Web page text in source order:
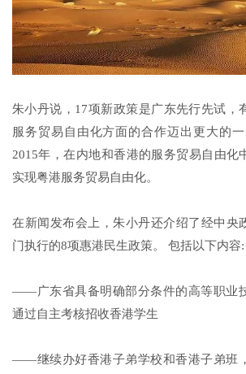
朱小丹说，17项新政策是广东先行先试，
服务贸易自由化方面的合作迈出更大的
2015年，在内地和香港的服务贸易自由化
实现粤港服务贸易自由化。
在新闻发布会上，朱小丹还介绍了经中央
门执行的8项惠港民生政策。 包括以下内容:
——广东省具备明确部分条件的高等职业
通过自主考核招收香港学生
——继续办好香港子弟学校和香港子弟班